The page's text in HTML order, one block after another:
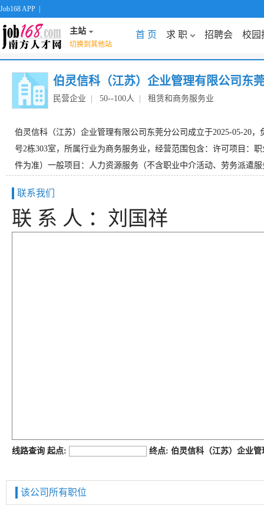
Job168 APP
主站
切换到其他站
首 页 求 职 招聘会 校园
伯灵信科（江苏）企业管理有限公司东
民营企业 50--100人 租赁和商务服务业
伯灵信科（江苏）企业管理有限公司东莞分公司成立于2025-05-20
号2栋303室，所属行业为商务服务业，经营范围包含：许可项目：
件为准）一般项目：人力资源服务（不含职业中介活动、劳务派遣
联系我们
联 系 人 ：刘国祥
线路查询 起点: 终点: 伯灵信科（江苏）企业
该公司所有职位